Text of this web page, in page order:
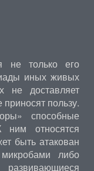
не только его
иных живых
не доставляет
пользу.
способные
ним относятся
быть атакован
либо